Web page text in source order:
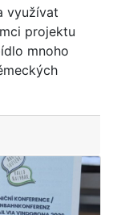
využívat
projektu
mnoho